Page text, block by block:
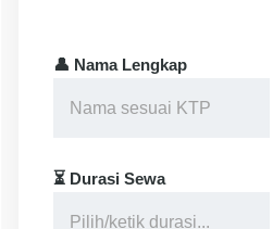
👤 Nama Lengkap
⏳ Durasi Sewa